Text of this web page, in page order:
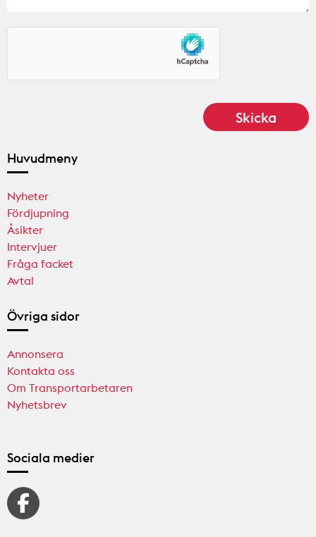
Huvudmeny
Nyheter
Fördjupning
Åsikter
Intervjuer
Fråga facket
Avtal
Övriga sidor
Annonsera
Kontakta oss
Om Transportarbetaren
Nyhetsbrev
Sociala medier